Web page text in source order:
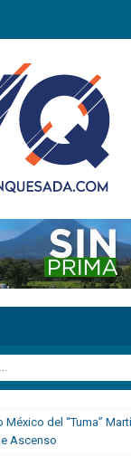
México del “Tuma”
Ascenso